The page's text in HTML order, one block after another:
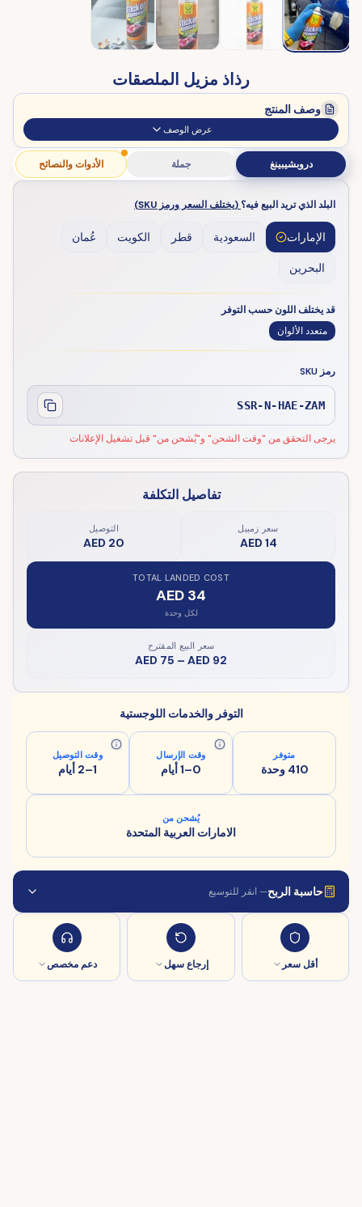
رذاذ مزيل الملصقات
وصف المنتج
عرض الوصف
دروبشيبينغ جملة الأدوات والنصائح
البلد الذي تريد البيع فيه؟ (يختلف السعر ورمز SKU)
الإمارات السعودية قطر الكويت عُمان
البحرين
قد يختلف اللون حسب التوفر
متعدد الألوان
رمز SKU
SSR-N-HAE-ZAM
يرجى التحقق من "وقت الشحن" و"يُشحن من" قبل تشغيل الإعلانات
تفاصيل التكلفة
سعر زمبيل
AED 14
التوصيل
AED 20
TOTAL LANDED COST
AED 34
لكل وحدة
سعر البيع المقترح
AED 75 – AED 92
التوفر والخدمات اللوجستية
متوفر
410 وحدة
وقت الإرسال
0–1 أيام
وقت التوصيل
1–2 أيام
يُشحن من
الامارات العربية المتحدة
حاسبة الربح— انقر للتوسيع
أقل سعر إرجاع سهل دعم مخصص